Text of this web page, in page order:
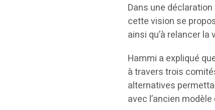
Dans une
cette vision se
ainsi qu’à relancer
Hammi a expliqué
à travers trois
alternatives
avec l’ancien